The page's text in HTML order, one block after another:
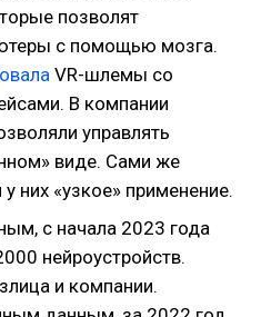
позволят
с помощью мозга.
VR-шлемы со
В компании
управлять
виде. Сами же
них «узкое» применение.
с начала 2023 года
нейроустройств.
и компании.